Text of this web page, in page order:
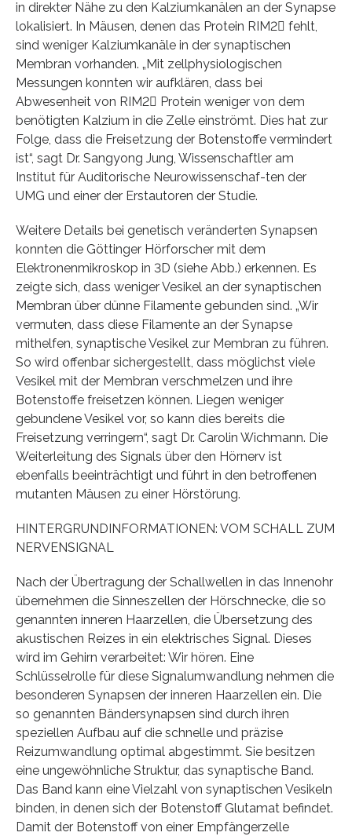
in direkter Nähe zu den Kalziumkanälen an der Synapse
lokalisiert. In Mäusen, denen das Protein RIM2 fehlt,
sind weniger Kalziumkanäle in der synaptischen
Membran vorhanden. „Mit zellphysiologischen
Messungen konnten wir aufklären, dass bei
Abwesenheit von RIM2 Protein weniger von dem
benötigten Kalzium in die Zelle einströmt. Dies hat zur
Folge, dass die Freisetzung der Botenstoffe vermindert
ist“, sagt Dr. Sangyong Jung, Wissenschaftler am
Institut für Auditorische Neurowissenschaf-ten der
UMG und einer der Erstautoren der Studie.
Weitere Details bei genetisch veränderten Synapsen
konnten die Göttinger Hörforscher mit dem
Elektronenmikroskop in 3D (siehe Abb.) erkennen. Es
zeigte sich, dass weniger Vesikel an der synaptischen
Membran über dünne Filamente gebunden sind. „Wir
vermuten, dass diese Filamente an der Synapse
mithelfen, synaptische Vesikel zur Membran zu führen.
So wird offenbar sichergestellt, dass möglichst viele
Vesikel mit der Membran verschmelzen und ihre
Botenstoffe freisetzen können. Liegen weniger
gebundene Vesikel vor, so kann dies bereits die
Freisetzung verringern“, sagt Dr. Carolin Wichmann. Die
Weiterleitung des Signals über den Hörnerv ist
ebenfalls beeinträchtigt und führt in den betroffenen
mutanten Mäusen zu einer Hörstörung.
HINTERGRUNDINFORMATIONEN: VOM SCHALL ZUM
NERVENSIGNAL
Nach der Übertragung der Schallwellen in das Innenohr
übernehmen die Sinneszellen der Hörschnecke, die so
genannten inneren Haarzellen, die Übersetzung des
akustischen Reizes in ein elektrisches Signal. Dieses
wird im Gehirn verarbeitet: Wir hören. Eine
Schlüsselrolle für diese Signalumwandlung nehmen die
besonderen Synapsen der inneren Haarzellen ein. Die
so genannten Bändersynapsen sind durch ihren
speziellen Aufbau auf die schnelle und präzise
Reizumwandlung optimal abgestimmt. Sie besitzen
eine ungewöhnliche Struktur, das synaptische Band.
Das Band kann eine Vielzahl von synaptischen Vesikeln
binden, in denen sich der Botenstoff Glutamat befindet.
Damit der Botenstoff von einer Empfängerzelle